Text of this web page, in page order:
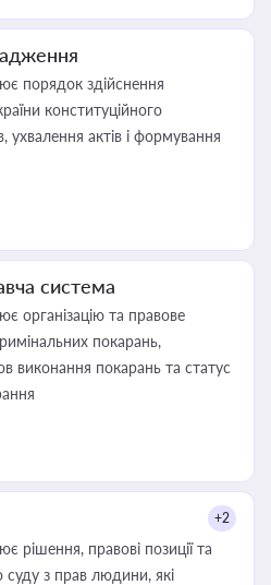
порядок здійснення
конституційного
ухвалення актів і формування
система
організацію та правове
покарань,
виконання покарань та статус
+2
рішення, правові позиції та
з прав людини, які